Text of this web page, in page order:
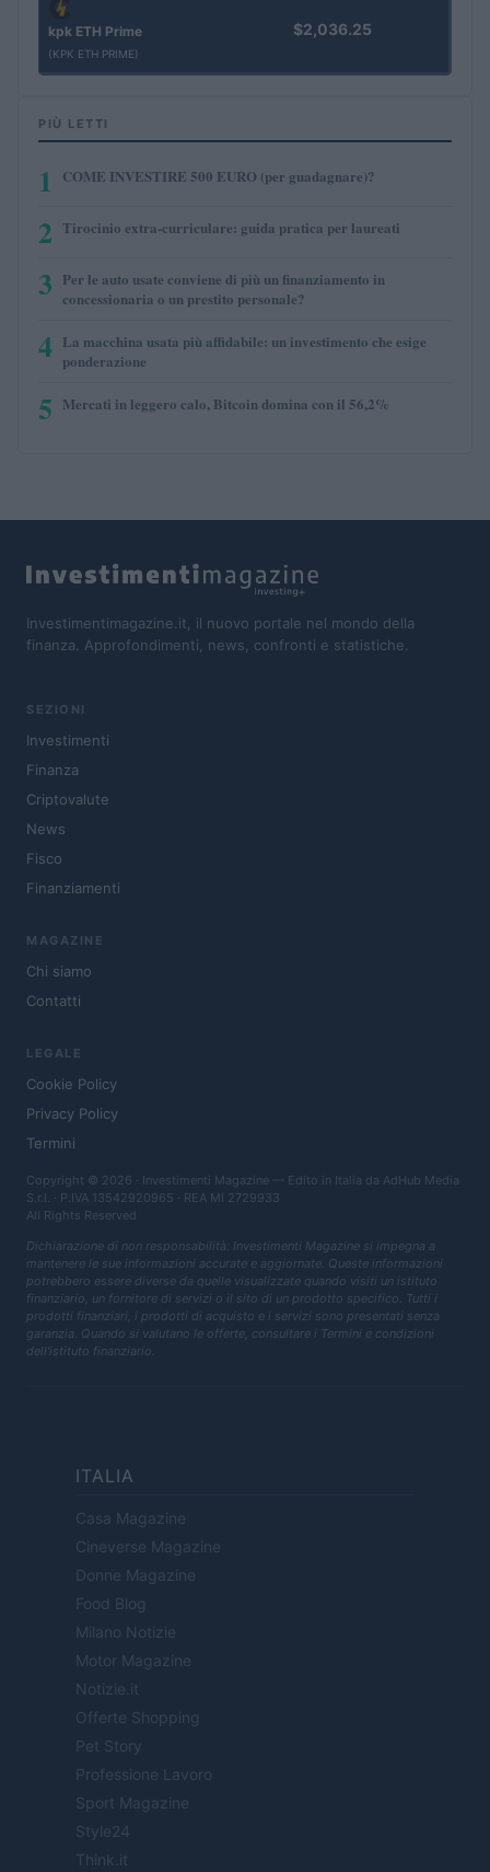
kpk ETH Prime
(KPK ETH PRIME)
$2,036.25
PIÙ LETTI
1 COME INVESTIRE 500 EURO (per guadagnare)?
2 Tirocinio extra-curriculare: guida pratica per laureati
3 Per le auto usate conviene di più un finanziamento in
concessionaria o un prestito personale?
4 La macchina usata più affidabile: un investimento che esige
ponderazione
5 Mercati in leggero calo, Bitcoin domina con il 56,2%
Investimentimagazine.it, il nuovo portale nel mondo della
finanza. Approfondimenti, news, confronti e statistiche.
SEZIONI
Investimenti
Finanza
Criptovalute
News
Fisco
Finanziamenti
MAGAZINE
Chi siamo
Contatti
LEGALE
Cookie Policy
Privacy Policy
Termini
Copyright © 2026 · Investimenti Magazine — Edito in Italia da AdHub Media
S.r.l. · P.IVA 13542920965 · REA MI 2729933
All Rights Reserved
Dichiarazione di non responsabilità: Investimenti Magazine si impegna a
mantenere le sue informazioni accurate e aggiornate. Queste informazioni
potrebbero essere diverse da quelle visualizzate quando visiti un istituto
finanziario, un fornitore di servizi o il sito di un prodotto specifico. Tutti i
prodotti finanziari, i prodotti di acquisto e i servizi sono presentati senza
garanzia. Quando si valutano le offerte, consultare i Termini e condizioni
dell'istituto finanziario.
ITALIA
Casa Magazine
Cineverse Magazine
Donne Magazine
Food Blog
Milano Notizie
Motor Magazine
Notizie.it
Offerte Shopping
Pet Story
Professione Lavoro
Sport Magazine
Style24
Think.it